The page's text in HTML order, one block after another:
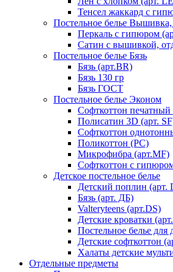
Тенсел жаккард с
Постельное белье
Перкаль с гипюром
Сатин с вышивкой,
Постельное белье Бязь
Бязь (арт.BR)
Бязь 130 гр
Бязь ГОСТ
Постельное белье Эконом
Софткоттон печатный
Полисатин 3D (арт.
Софткоттон
Поликоттон (PC)
Микрофибра (арт.MF)
Софткоттон с
Детское постельное белье
Детский поплин (арт.
Бязь (арт. ДБ)
Valteryteens (арт.DS)
Детские кроватки
Постельное белье для
Детские софткоттон
Халаты детские
Отдельные предметы